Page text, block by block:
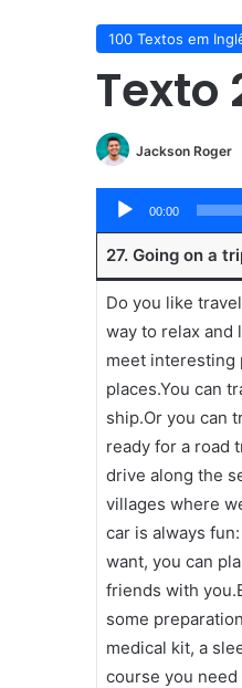
100 Textos em
Texto
Jackson Roger
Tocador
de
áudio
00:00
27. Going on a
Do you like
way to relax and
meet interesting
places.You can
ship.Or you can
ready for a road
drive along the
villages where
car is always
want, you can
friends with
some
medical kit, a
course you